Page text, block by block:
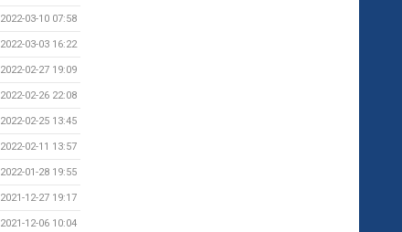
2022-03-10 07:58
2022-03-03 16:22
2022-02-27 19:09
2022-02-26 22:08
2022-02-25 13:45
2022-02-11 13:57
2022-01-28 19:55
2021-12-27 19:17
2021-12-06 10:04